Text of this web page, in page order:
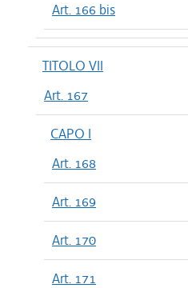
Art. 166 bis
TITOLO VII
Art. 167
CAPO I
Art. 168
Art. 169
Art. 170
Art. 171